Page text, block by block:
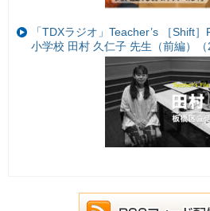
「TDXラジオ」Teacher’s ［Shift
小学校 田村 久仁子 先生（前編）（